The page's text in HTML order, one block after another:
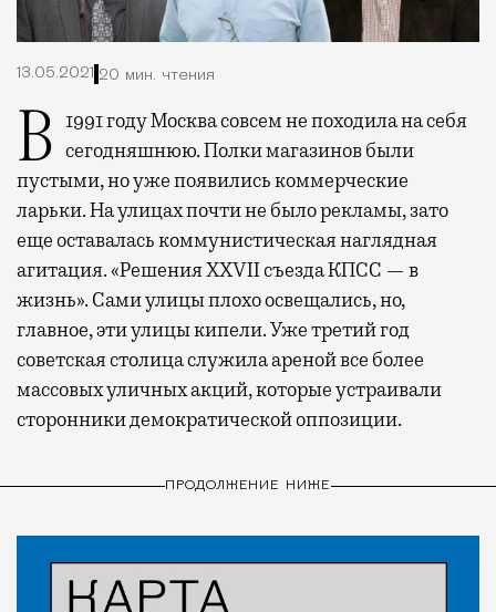
13.05.2021 20 мин. чтения
В 1991 году Москва совсем не походила на себя сегодняшнюю. Полки магазинов были
пустыми, но уже появились коммерческие
ларьки. На улицах почти не было рекламы, зато
еще оставалась коммунистическая наглядная
агитация. «Решения XXVII съезда КПСС — в
жизнь». Сами улицы плохо освещались, но,
главное, эти улицы кипели. Уже третий год
советская столица служила ареной все более
массовых уличных акций, которые устраивали
сторонники демократической оппозиции.
ПРОДОЛЖЕНИЕ НИЖЕ